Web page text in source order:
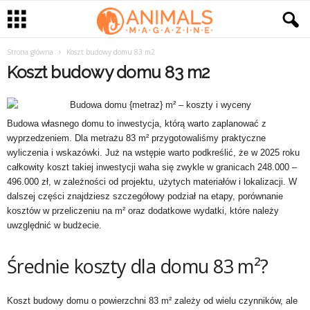
Strona główna Koszt budowy domu 83 m2
Koszt budowy domu 83 m2
Budowa własnego domu to inwestycja, którą warto zaplanować z
wyprzedzeniem. Dla metrażu 83 m² przygotowaliśmy praktyczne
wyliczenia i wskazówki. Już na wstępie warto podkreślić, że w 2025 roku
całkowity koszt takiej inwestycji waha się zwykle w granicach 248.000 –
496.000 zł, w zależności od projektu, użytych materiałów i lokalizacji. W
dalszej części znajdziesz szczegółowy podział na etapy, porównanie
kosztów w przeliczeniu na m² oraz dodatkowe wydatki, które należy
uwzględnić w budżecie.
Średnie koszty dla domu 83 m²?
Koszt budowy domu o powierzchni 83 m² zależy od wielu czynników, ale